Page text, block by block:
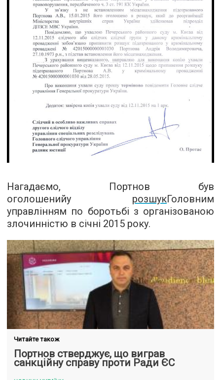
Нагадаємо, Портнов був
оголошенийу розшукГоловним
управлінням по боротьбі з організованою
злочинністю в січні 2015 року.
Читайте також
Портнов стверджує, що виграв
санкційну справу проти Ради ЄС